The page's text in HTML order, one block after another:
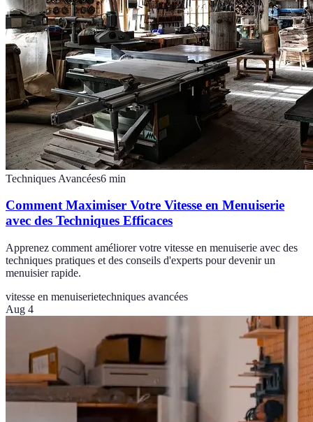
Techniques Avancées6 min
Comment Maximiser Votre Vitesse en Menuiserie
avec des Techniques Efficaces
Apprenez comment améliorer votre vitesse en menuiserie avec des
techniques pratiques et des conseils d'experts pour devenir un
menuisier rapide.
vitesse en menuiserietechniques avancées
Aug 4